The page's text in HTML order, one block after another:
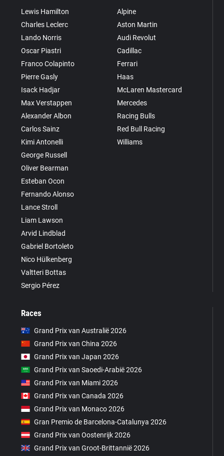
Lewis Hamilton
Charles Leclerc
Lando Norris
Oscar Piastri
Franco Colapinto
Pierre Gasly
Isack Hadjar
Max Verstappen
Alexander Albon
Carlos Sainz
Kimi Antonelli
George Russell
Oliver Bearman
Esteban Ocon
Fernando Alonso
Lance Stroll
Liam Lawson
Arvid Lindblad
Gabriel Bortoleto
Nico Hülkenberg
Valtteri Bottas
Sergio Pérez
Alpine
Aston Martin
Audi Revolut
Cadillac
Ferrari
Haas
McLaren Mastercard
Mercedes
Racing Bulls
Red Bull Racing
Williams
Races
Grand Prix van Australië 2026
Grand Prix van China 2026
Grand Prix van Japan 2026
Grand Prix van Saoedi-Arabië 2026
Grand Prix van Miami 2026
Grand Prix van Canada 2026
Grand Prix van Monaco 2026
Gran Premio de Barcelona-Catalunya 2026
Grand Prix van Oostenrijk 2026
Grand Prix van Groot-Brittannië 2026